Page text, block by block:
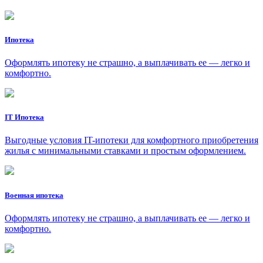
Ипотека
Оформлять ипотеку не страшно, а выплачивать ее — легко и
комфортно.
IT Ипотека
Выгодные условия IT-ипотеки для комфортного приобретения
жилья с минимальными ставками и простым оформлением.
Военная ипотека
Оформлять ипотеку не страшно, а выплачивать ее — легко и
комфортно.